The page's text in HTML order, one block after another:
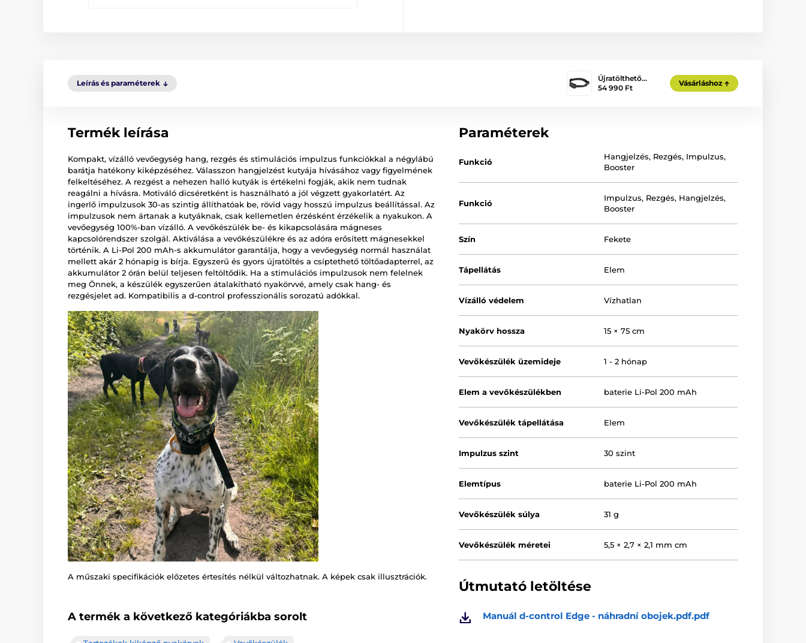
Leírás és paraméterek
Újratölthető…
54 990 Ft
Vásárláshoz
Termék leírása
Kompakt, vízálló vevőegység hang, rezgés és stimulációs impulzus funkciókkal a négylábú
barátja hatékony kiképzéséhez. Válasszon hangjelzést kutyája hívásához vagy figyelmének
felkeltéséhez. A rezgést a nehezen halló kutyák is értékelni fogják, akik nem tudnak
reagálni a hívásra. Motiváló dicséretként is használható a jól végzett gyakorlatért. Az
ingerlő impulzusok 30-as szintig állíthatóak be, rövid vagy hosszú impulzus beállítással. Az
impulzusok nem ártanak a kutyáknak, csak kellemetlen érzésként érzékelik a nyakukon. A
vevőegység 100%-ban vízálló. A vevőkészülék be- és kikapcsolására mágneses
kapcsolórendszer szolgál. Aktiválása a vevőkészülékre és az adóra erősített mágnesekkel
történik. A Li-Pol 200 mAh-s akkumulátor garantálja, hogy a vevőegység normál használat
mellett akár 2 hónapig is bírja. Egyszerű és gyors újratöltés a csíptethető töltőadapterrel, az
akkumulátor 2 órán belül teljesen feltöltődik. Ha a stimulációs impulzusok nem felelnek
meg Önnek, a készülék egyszerűen átalakítható nyakörvvé, amely csak hang- és
rezgésjelet ad. Kompatibilis a d-control professzionális sorozatú adókkal.
A műszaki specifikációk előzetes értesítés nélkül változhatnak. A képek csak illusztrációk.
A termék a következő kategóriákba sorolt
Paraméterek
Funkció
Hangjelzés, Rezgés, Impulzus,
Booster
Funkció
Impulzus, Rezgés, Hangjelzés,
Booster
Szín Fekete
Tápellátás Elem
Vízálló védelem Vízhatlan
Nyakörv hossza 15 × 75 cm
Vevőkészülék üzemideje 1 - 2 hónap
Elem a vevőkészülékben baterie Li-Pol 200 mAh
Vevőkészülék tápellátása Elem
Impulzus szint 30 szint
Elemtípus baterie Li-Pol 200 mAh
Vevőkészülék súlya 31 g
Vevőkészülék méretei 5,5 × 2,7 × 2,1 mm cm
Útmutató letöltése
Manuál d-control Edge - náhradní obojek.pdf.pdf